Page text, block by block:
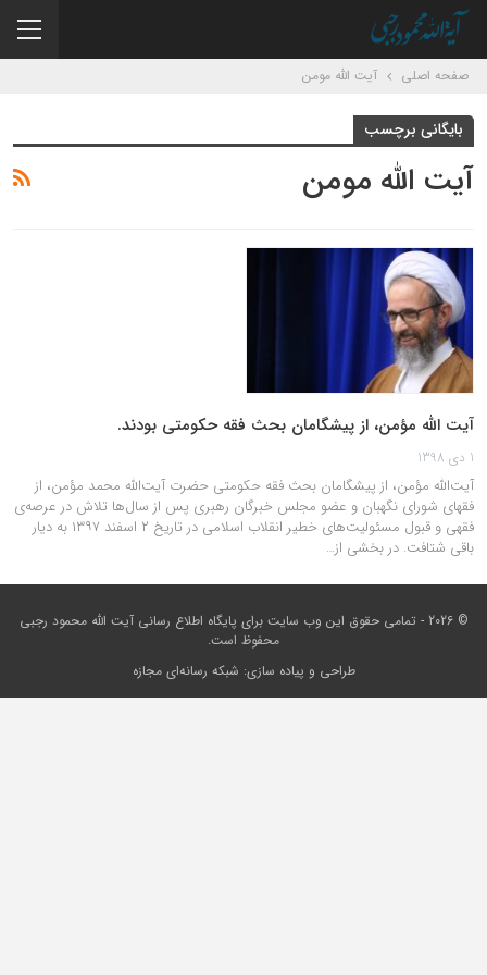
صفحه اصلی آیت الله مومن
بایگانی برچسب
آیت الله مومن
آیت الله مؤمن، از پیشگامان بحث فقه حکومتی بودند.
1 دی 1398
آیت‌الله مؤمن، از پیشگامان بحث فقه حکومتی حضرت آیت‌الله محمد مؤمن، از
فقهای شورای نگهبان و عضو مجلس خبرگان رهبری پس از سال‌ها تلاش در عرصه‌ی
فقهی و قبول مسئولیت‌های خطیر انقلاب اسلامی در تاریخ ۲ اسفند ۱۳۹۷ به دیار
باقی شتافت. در بخشی از…
© 2026 - تمامی حقوق این وب سایت برای
پایگاه اطلاع رسانی آیت الله محمود رجبی
محفوظ است.
طراحی و پیاده سازی: شبکه رسانه‌ای مجازه